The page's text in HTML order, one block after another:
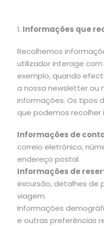
1. Informações que
Recolhemos
utilizador interage
exemplo, quando
a nossa newsletter
informações. Os tipos
que podemos recolher
Informações de
correio eletrónico,
endereço postal.
Informações de
excursão, detalhes
viagem.
Informações
e outras preferências